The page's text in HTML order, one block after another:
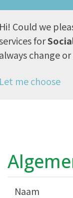
Naam
Could we
for
change
me choose